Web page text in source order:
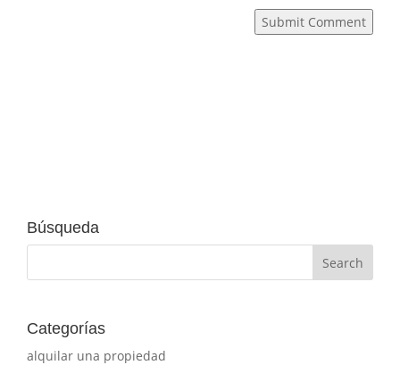
Submit Comment
Búsqueda
Categorías
alquilar una propiedad